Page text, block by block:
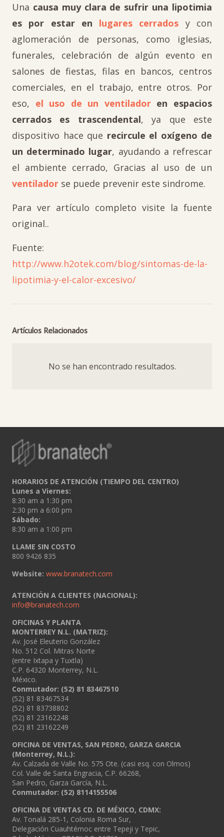
Una causa muy clara de sufrir una lipotimia
es por estar en lugares cerrados y con
aglomeración de personas, como iglesias,
funerales, celebración de algún evento en
salones de fiestas, filas en bancos, centros
comerciales, en el trabajo, entre otros. Por
eso, el uso de un ventiladoren espacios
cerrados es trascendental, ya que este
dispositivo hace que recircule el oxígeno de
un determinado lugar, ayudando a refrescar
el ambiente cerrado, Gracias al uso de un
ventilador se puede prevenir este sindrome.
Para ver artículo completo visite la fuente
original..
Fuente:
http://www.h2otek.com/blog/sintomas-de-la-
lipotimia-y-el-calor-excesivo/
Artículos Relacionados
No se han encontrado resultados.
HORARIOS DE ATENCIÓN (TIEMPO DEL CENTRO)
Lunes a Viernes:
8:30 am a 1:30 pm
2:30 pm a 6:00 pm
Sábado:
8:30 am a 1:00 pm
LLAME SIN COSTO
800 9426 835
Website: www.branatech.com
ATENCIÓN A CLIENTES (NACIONAL):
info@branatech.com
OFICINAS Y PLANTA
MONTERREY N.L. (MATRIZ):
Av. José Eleuterio González
No. 512 Col. Mitras Norte
(entre Ixtapa y Tuxtla)
C.P. 64320 Monterrey, N.L.
México.
Conmutador: (52) 81 83467510
(52) 81 83467534
(52) 81 83738802
(52) 81 23162248
(52) 81 23162249
OFICINA DE VENTAS, SAN PEDRO, GARZA GARCIA
(Monterrey, N.L.):
Av. Calzada de Valle No. 575 Ote. (casi esq. con Olmos)
Col. Valle de Santa Engracia, C.P. 66268,
San Pedro, Garza García, N.L.
Conmutador: (52) 8114155506
OFICINA DE VENTAS CD. DE MÉXICO, CDMX:
Av. Tonalá 285-1, Colonia Roma Sur,
Delegación Cuauhtémoc entre Tepeji y Tepic,